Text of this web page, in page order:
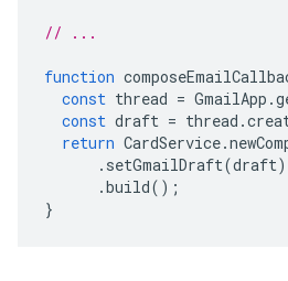
// ...
function
const thread = GmailApp .
const draft = thread .
return CardService.
. setGmailDraft(draft)
.build();
}